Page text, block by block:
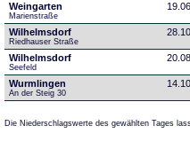
Weingarten
Marienstraße
Wilhelmsdorf
Riedhauser Straße
Wilhelmsdorf
Seefeld
Wurmlingen
An der Steig 30
Die Niederschlagswerte des gewählten Tages